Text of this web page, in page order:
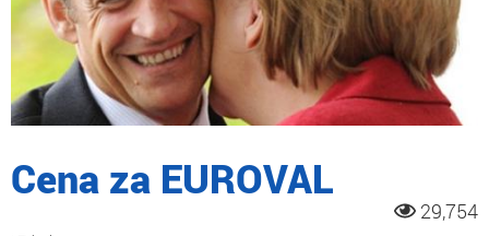
Cena za EUROVAL
29,754